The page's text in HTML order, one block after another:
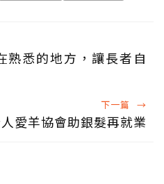
熟悉的地方，讓長者自
下一篇 →
愛羊協會助銀髮再就業